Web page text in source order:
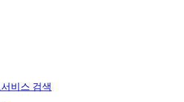
비스 검색